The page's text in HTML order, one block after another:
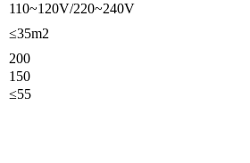
110~120V/220~240V
≤35m2
200
150
≤55